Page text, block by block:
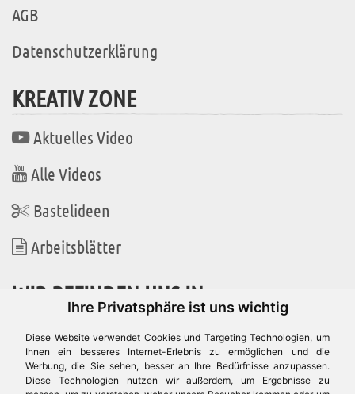
Ihre Privatsphäre ist uns wichtig
Diese Website verwendet Cookies und Targeting Technologien, um
Ihnen ein besseres Internet-Erlebnis zu ermöglichen und die
Werbung, die Sie sehen, besser an Ihre Bedürfnisse anzupassen.
Diese Technologien nutzen wir außerdem, um Ergebnisse zu
AGB
Datenschutzerklärung
KREATIV ZONE
Aktuelles Video
Alle Videos
Bastelideen
Arbeitsblätter
WIR BEFINDEN UNS IN
Es gibt uns auch in